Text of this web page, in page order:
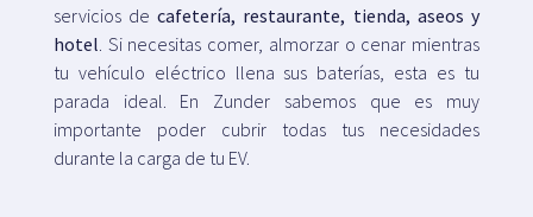
servicios decafetería, restaurante, tienda, aseos y
hotel . Si necesitas comer, almorzar o cenar mientras
tu vehículo eléctrico llena sus baterías, esta es tu
parada ideal. En Zunder sabemos que es muy
importante poder cubrir todas tus necesidades
durante la carga de tu EV.